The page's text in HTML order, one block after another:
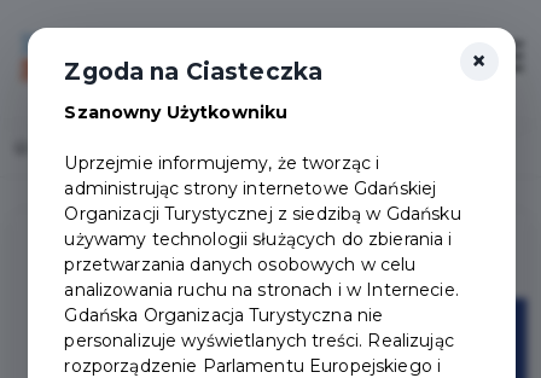
Login/Rejestracja ×
Zgoda na Ciasteczka
Szanowny Użytkowniku
Uprzejmie informujemy, że tworząc i
administrując strony internetowe Gdańskiej
Organizacji Turystycznej z siedzibą w Gdańsku
używamy technologii służących do zbierania i
przetwarzania danych osobowych w celu
analizowania ruchu na stronach i w Internecie.
Gdańska Organizacja Turystyczna nie
personalizuje wyświetlanych treści. Realizując
rozporządzenie Parlamentu Europejskiego i